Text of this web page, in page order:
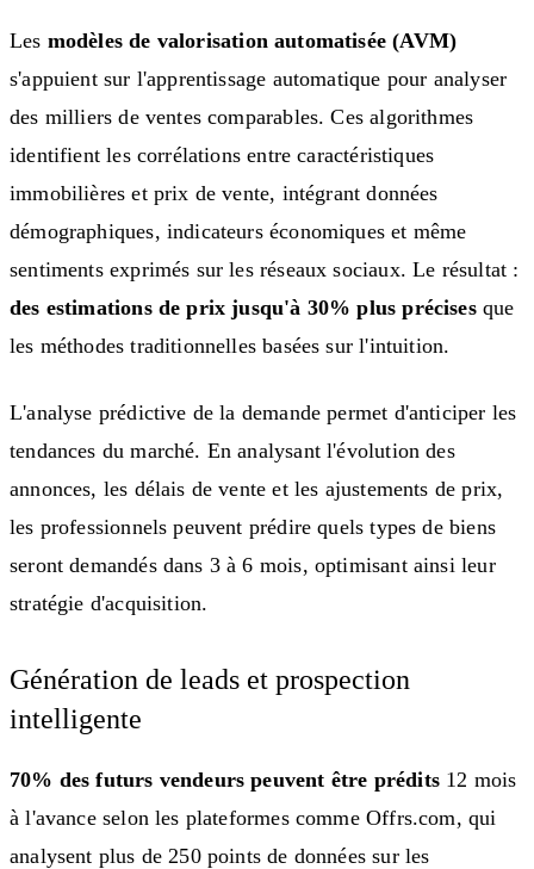
Les modèles de valorisation automatisée (AVM)
s'appuient sur l'apprentissage automatique pour analyser
des milliers de ventes comparables. Ces algorithmes
identifient les corrélations entre caractéristiques
immobilières et prix de vente, intégrant données
démographiques, indicateurs économiques et même
sentiments exprimés sur les réseaux sociaux. Le résultat :
des estimations de prix jusqu'à 30% plus précisesque
les méthodes traditionnelles basées sur l'intuition.
L'analyse prédictive de la demande permet d'anticiper les
tendances du marché. En analysant l'évolution des
annonces, les délais de vente et les ajustements de prix,
les professionnels peuvent prédire quels types de biens
seront demandés dans 3 à 6 mois, optimisant ainsi leur
stratégie d'acquisition.
Génération de leads et prospection
intelligente
70% des futurs vendeurs peuvent être prédits12 mois
à l'avance selon les plateformes comme Offrs.com, qui
analysent plus de 250 points de données sur les